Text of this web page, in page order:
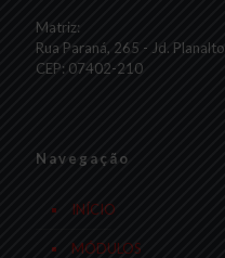
Matriz:
Rua Paraná, 265 - Jd.
CEP: 07402-210
Navegação
INÍCIO
MÓDULOS